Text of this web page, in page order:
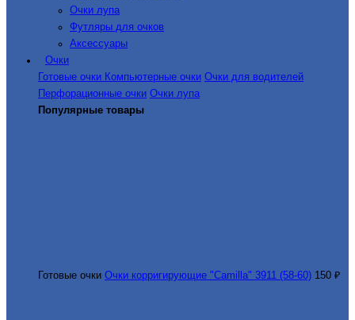
Очки лупа
Футляры для очков
Аксессуары
Очки
Готовые очки Компьютерные очки Очки для водителей
Перфорационные очки Очки лупа
Популярные товары
Готовые очки Очки корригирующие "Camilla" 3911 (58-60) 150 ₽